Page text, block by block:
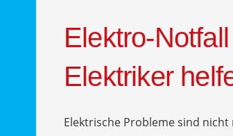
Elektro-
Elektriker
Elektrische Probleme sind